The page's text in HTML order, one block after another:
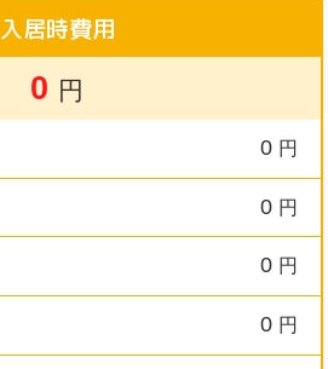
入居時費用
0 円
0 円
0 円
0 円
0 円